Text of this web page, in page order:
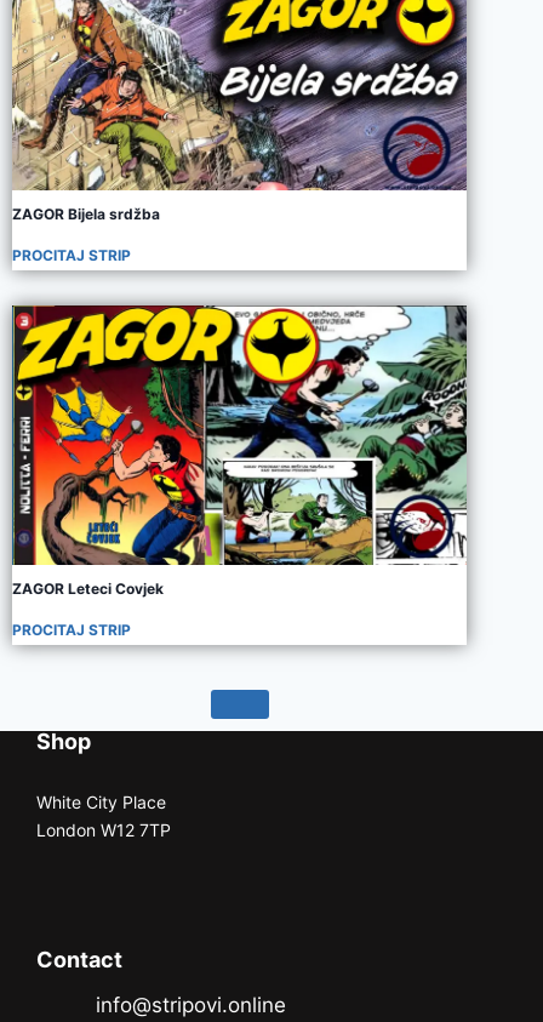
ZAGOR Bijela srdžba
PROCITAJ STRIP
ZAGOR Leteci Covjek
PROCITAJ STRIP
Shop
White City Place
London W12 7TP
Contact
info@stripovi.online